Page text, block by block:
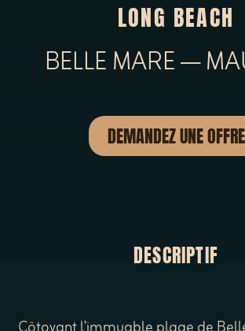
LONG BEACH
BELLE MARE —
DEMANDEZ UNE OFFRE
DESCRIPTIF